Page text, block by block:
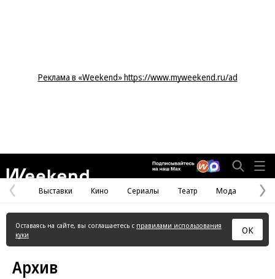
Реклама в «Weekend» https://www.myweekend.ru/ad
Предыдущая
страница
Выставки Кино Сериалы Театр Мода
Оставаясь на сайте, вы соглашаетесь с правилами использования
куки
ОК
Архив